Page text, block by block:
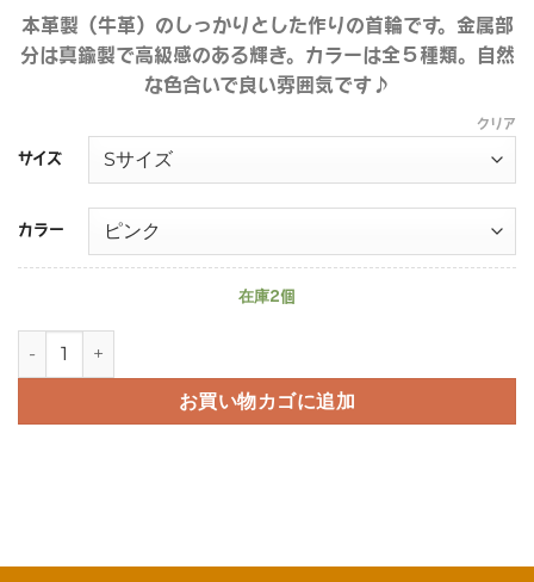
本革製（牛革）のしっかりとした作りの首輪です。金属部
分は真鍮製で高級感のある輝き。カラーは全５種類。自然
な色合いで良い雰囲気です♪
サイズ
カラー
クリア
在庫2個
パステルカラー首輪（本革・真鍮）個
お買い物カゴに追加